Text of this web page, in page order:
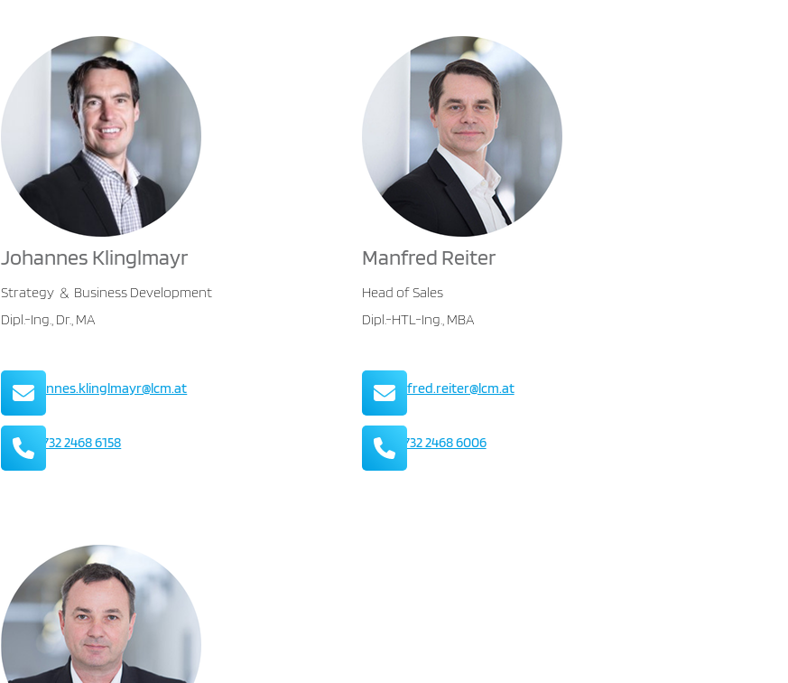
Johannes Klinglmayr
Strategy & Business Development
Dipl.-Ing., Dr., MA
johannes.klinglmayr@lcm.at
+43 732 2468 6158
Manfred Reiter
Head of Sales
Dipl.-HTL-Ing., MBA
Mail
Telefon
manfred.reiter@lcm.at
+43 732 2468 6006